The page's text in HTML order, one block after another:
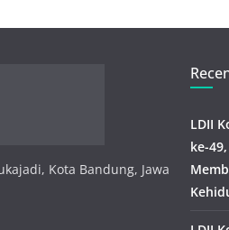
Kota Bandung, Jawa
LDII
ke-